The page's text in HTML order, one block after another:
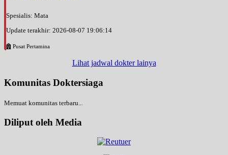
Spesialis: Mata
Update terakhir: 2026-08-07 19:06:14
Pusat Pertamina
Lihat jadwal dokter lainya
Komunitas Doktersiaga
Memuat komunitas terbaru...
Diliput oleh Media